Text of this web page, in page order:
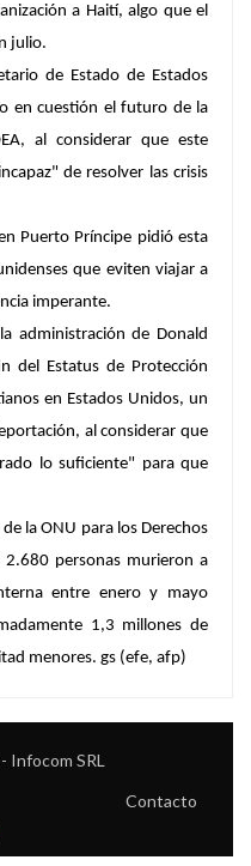
a Haití, algo que el
julio.
de Estado de Estados
en cuestión el futuro de la
al considerar que este
de resolver las crisis
Puerto Príncipe pidió esta
que eviten viajar a
imperante.
administración de Donald
del Estatus de Protección
en Estados Unidos, un
al considerar que
lo suficiente" para que
la ONU para los Derechos
2.680 personas murieron a
entre enero y mayo
1,3 millones de
menores. gs (efe, afp)
SRL
Contacto